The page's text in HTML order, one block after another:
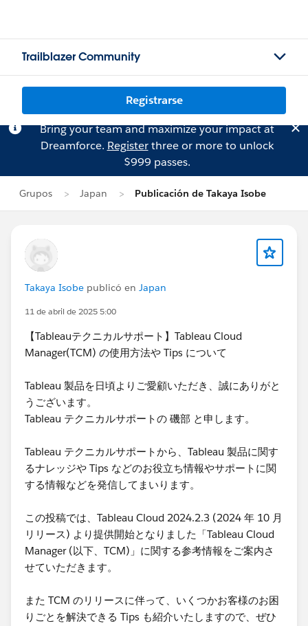
Trailblazer Community
Registrarse
Bring your team and maximize your impact at
Dreamforce. Registerthree or more to unlock
$999 passes.
Grupos Japan Publicación de Takaya Isobe
Takaya Isobe publicó en Japan
11 de abril de 2025 5:00
【Tableauテクニカルサポート】Tableau Cloud
Manager(TCM) の使用方法や Tips について
Tableau 製品を日頃よりご愛顧いただき、誠にありがと
うございます。
Tableau テクニカルサポートの 磯部 と申します。
Tableau テクニカルサポートから、Tableau 製品に関す
るナレッジや Tips などのお役立ち情報やサポートに関
する情報などを発信してまいります。
この投稿では、Tableau Cloud 2024.2.3 (2024 年 10 月
リリース) より提供開始となりました「Tableau Cloud
Manager (以下、TCM)」に関する参考情報をご案内さ
せていただきます。
また TCM のリリースに伴って、いくつかお客様のお困
りごとを解決できる Tips も紹介いたしますので、ぜひ